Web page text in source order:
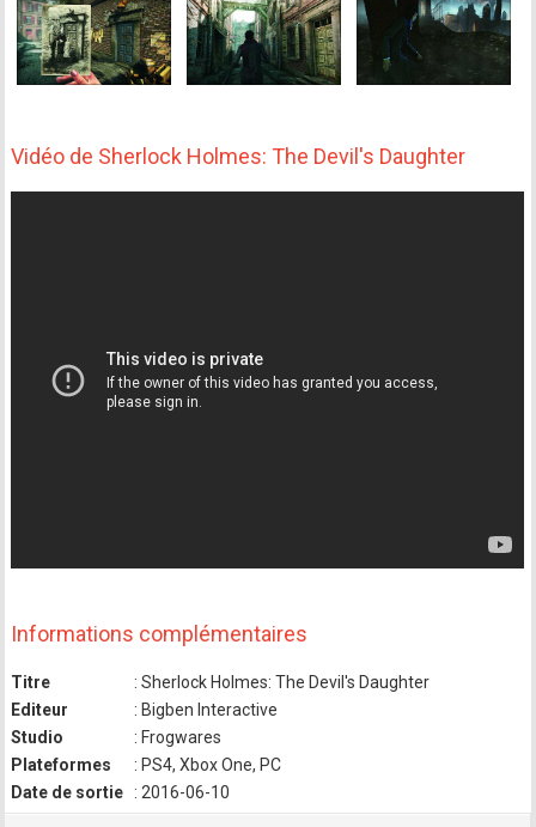
Vidéo de Sherlock Holmes: The Devil's Daughter
Informations complémentaires
Titre
: Sherlock Holmes: The Devil's Daughter
Editeur
: Bigben Interactive
Studio
: Frogwares
Plateformes
: PS4, Xbox One, PC
Date de sortie
: 2016-06-10